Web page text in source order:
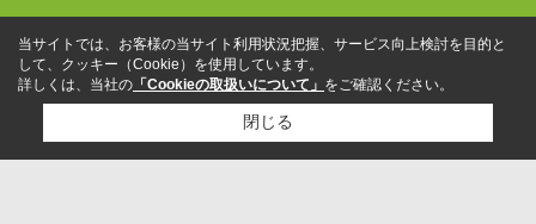
当サイトでは、お客様の当サイト利用状況把握、サービス向上検討を目的と
して、クッキー（Cookie）を使用しています。
詳しくは、当社の 「Cookieの取扱いについて」 をご確認ください。
閉じる